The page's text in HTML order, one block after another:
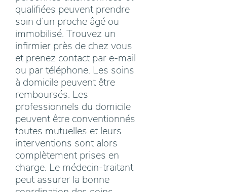
qualifiées peuvent prendre
soin d’un proche âgé ou
immobilisé. Trouvez un
infirmier près de chez vous
et prenez contact par e-mail
ou par téléphone. Les soins
à domicile peuvent être
remboursés. Les
professionnels du domicile
peuvent être conventionnés
toutes mutuelles et leurs
interventions sont alors
complètement prises en
charge. Le médecin-traitant
peut assurer la bonne